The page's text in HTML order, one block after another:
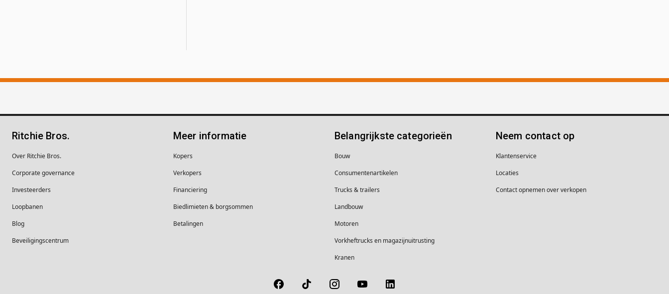
Ritchie Bros.
Over Ritchie Bros.
Corporate governance
Investeerders
Loopbanen
Blog
Beveiligingscentrum
Meer informatie
Kopers
Verkopers
Financiering
Biedlimieten & borgsommen
Betalingen
Belangrijkste categorieën
Bouw
Consumentenartikelen
Trucks & trailers
Landbouw
Motoren
Vorkheftrucks en magazijnuitrusting
Kranen
Neem contact op
Klantenservice
Locaties
Contact opnemen over verkopen